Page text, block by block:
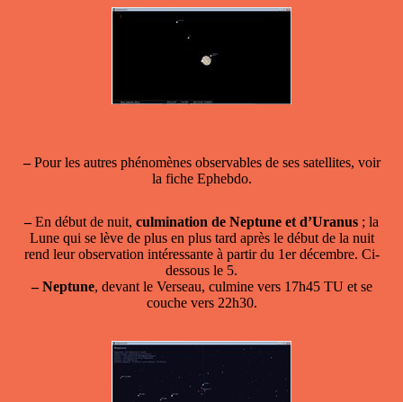
–Pour les autres phénomènes observables de ses satellites, voir
la fiche Ephebdo.
–En début de nuit, culmination de Neptune et d’Uranus ; la
Lune qui se lève de plus en plus tard après le début de la nuit
rend leur observation intéressante à partir du 1er décembre. Ci-
dessous le 5.
– Neptune, devant le Verseau, culmine vers 17h45 TU et se
couche vers 22h30.